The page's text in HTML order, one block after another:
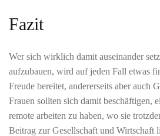
Fazit
Wer sich wirklich damit auseinander
aufzubauen, wird auf jeden Fall etwas
Freude bereitet, andererseits aber auch
Frauen sollten sich damit beschäftigen,
remote arbeiten zu haben, wo sie
Beitrag zur Gesellschaft und Wirtschaft